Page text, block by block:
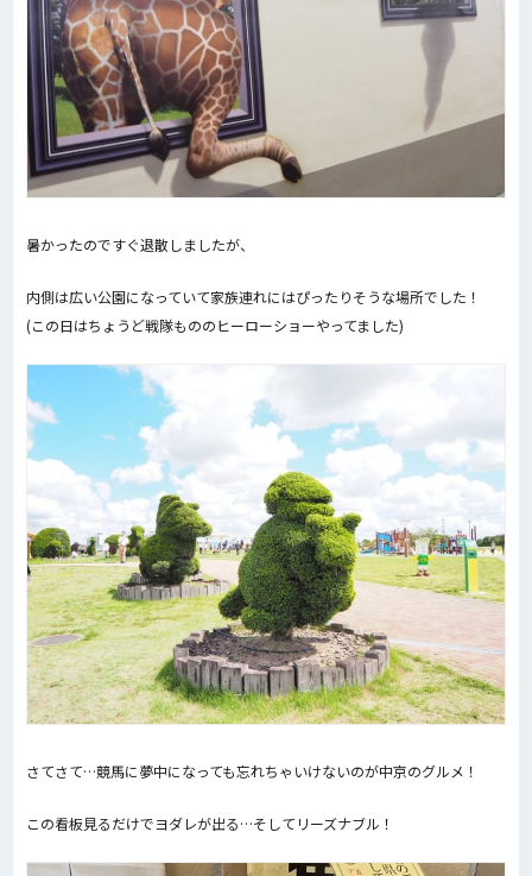
暑かったのですぐ退散しましたが、
内側は広い公園になっていて家族連れにはぴったりそうな場所でした！
(この日はちょうど戦隊もののヒーローショーやってました)
さてさて…競馬に夢中になっても忘れちゃいけないのが中京のグルメ！
この看板見るだけでヨダレが出る…そしてリーズナブル！